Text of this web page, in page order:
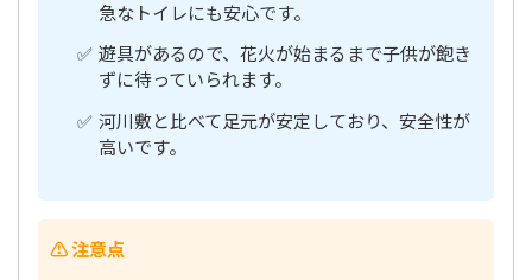
急なトイレにも安心です。
遊具があるので、花火が始まるまで子供が飽き
ずに待っていられます。
河川敷と比べて足元が安定しており、安全性が
高いです。
⚠️ 注意点